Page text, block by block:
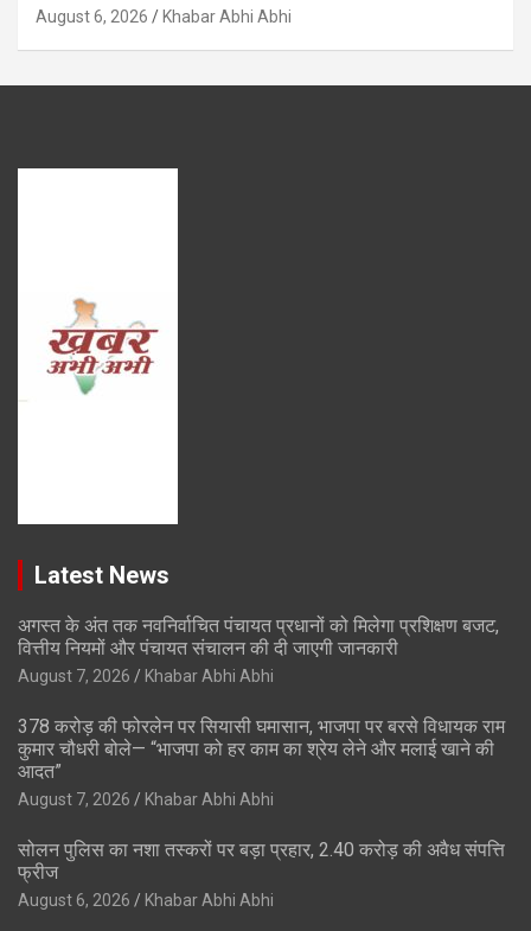
August 6, 2026 Khabar Abhi Abhi
Latest News
अगस्त के अंत तक नवनिर्वाचित पंचायत प्रधानों को मिलेगा प्रशिक्षण बजट,
वित्तीय नियमों और पंचायत संचालन की दी जाएगी जानकारी
August 7, 2026 Khabar Abhi Abhi
378 करोड़ की फोरलेन पर सियासी घमासान, भाजपा पर बरसे विधायक राम
कुमार चौधरी बोले— “भाजपा को हर काम का श्रेय लेने और मलाई खाने की
आदत”
August 7, 2026 Khabar Abhi Abhi
सोलन पुलिस का नशा तस्करों पर बड़ा प्रहार, 2.40 करोड़ की अवैध संपत्ति
फ्रीज
August 6, 2026 Khabar Abhi Abhi